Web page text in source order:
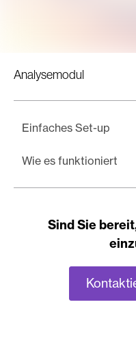
Analysemodul
Einfaches Set-up
Wie es funktioniert
Sind Sie